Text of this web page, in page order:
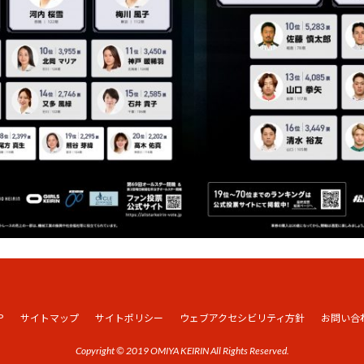
サイトマップ サイトポリシー ウェブアクセシビリティ方針 お問い合
Copyright © 2019 OMIYA KEIRIN All Rights Reserved.